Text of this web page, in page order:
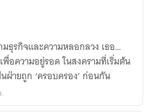
ธุรกิจและความหลอกลวง เธอ…
พื่อความอยู่รอด ในสงครามที่เริ่มต้น
ฝ่ายถูก ‘ครอบครอง’ ก่อนกัน